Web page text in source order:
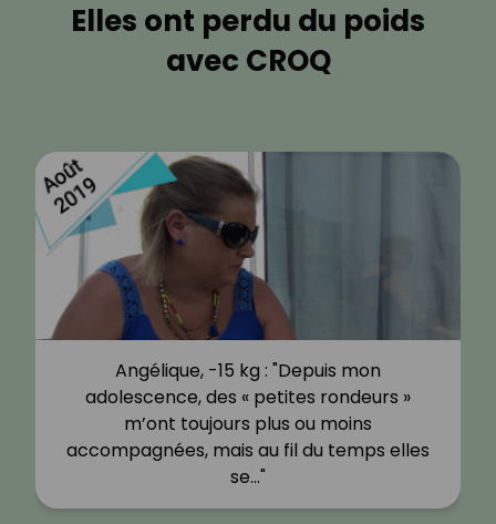
Elles ont perdu du poids
avec CROQ
Angélique, -15 kg : "Depuis mon
adolescence, des « petites rondeurs »
m’ont toujours plus ou moins
accompagnées, mais au fil du temps elles
se…"